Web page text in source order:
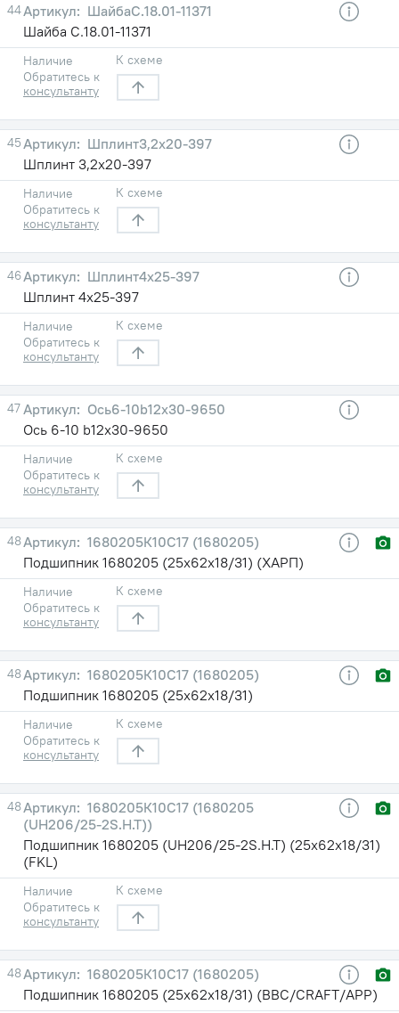
44
ШайбаC.18.01-11371
Шайба C.18.01-11371
Наличие
Обратитесь к
консультанту
К схеме
45
Шплинт3,2х20-397
Шплинт 3,2х20-397
Наличие
Обратитесь к
консультанту
К схеме
46
Шплинт4х25-397
Шплинт 4х25-397
Наличие
Обратитесь к
консультанту
К схеме
47
Ось6-10b12х30-9650
Ось 6-10 b12х30-9650
Наличие
Обратитесь к
консультанту
К схеме
48
1680205К10С17 (1680205)
Подшипник 1680205 (25х62х18/31) (ХАРП)
Наличие
Обратитесь к
консультанту
К схеме
48
1680205К10С17 (1680205)
Подшипник 1680205 (25х62х18/31)
Наличие
Обратитесь к
консультанту
К схеме
48
1680205К10С17 (1680205
(UH206/25-2S.H.T))
Подшипник 1680205 (UH206/25-2S.H.T) (25х62х18/31)
(FKL)
Наличие
Обратитесь к
консультанту
К схеме
48
1680205К10С17 (1680205)
Подшипник 1680205 (25х62х18/31) (BBC/CRAFT/APP)